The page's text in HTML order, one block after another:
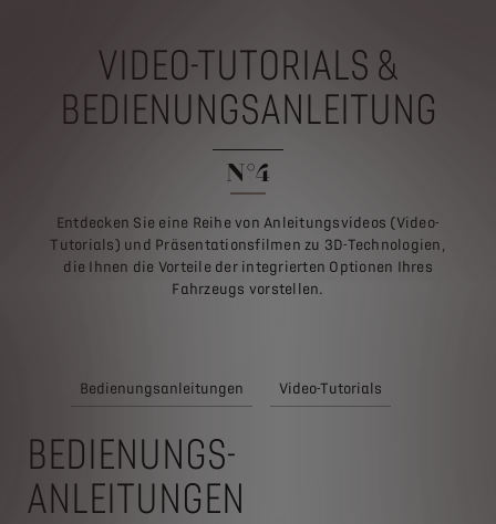
VIDEO-TUTORIALS &
BEDIENUNGSANLEITUNG
N°4
Entdecken Sie eine Reihe von Anleitungsvideos (Video-
Tutorials) und Präsentationsfilmen zu 3D-Technologien,
die Ihnen die Vorteile der integrierten Optionen Ihres
Fahrzeugs vorstellen.
Bedienungsanleitungen Video-Tutorials
BEDIENUNGS-
ANLEITUNGEN